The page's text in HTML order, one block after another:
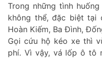
Trong những tình
không thể, đặc biệt tại
Hoàn Kiếm, Ba Đình,
Gọi cứu hộ kéo xe thì
phí. Vì vậy, vá lốp ô tô